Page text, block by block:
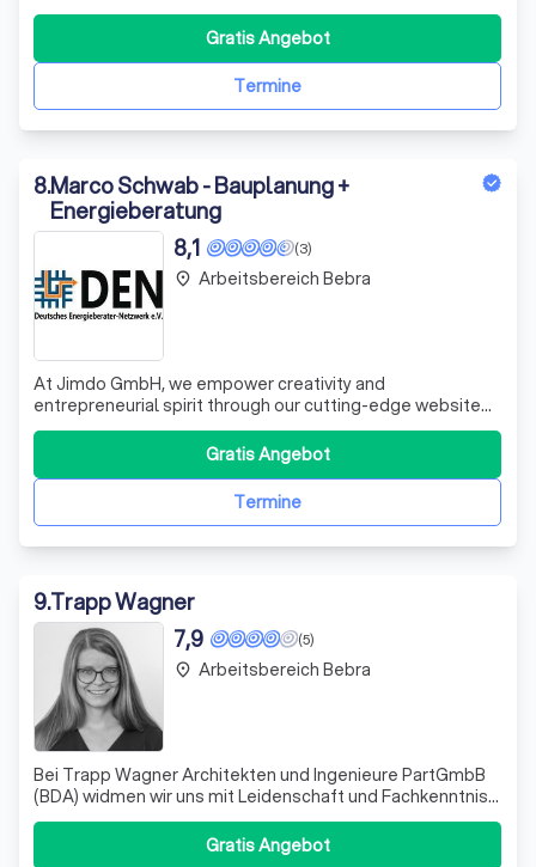
Unser Angebot umfasst hochwertige Lösungen in den
Bereichen Sanitär, Heizung, Klima, Elektro und
Umwelttechnik. Wir legen großen Wert darauf, Ihnen nicht
nur Produkte, sondern vollumfängliche un
Termine
Gratis Angebot
8.Marco Schwab - Bauplanung +
Energieberatung
(3)
8,1
At Jimdo GmbH, we empower creativity and
entrepreneurial spirit through our cutting-edge website
building and e-commerce platform. We distinguish
ourselves by offering a user-friendly interface that allows
anyone, regardless of technical expertise, to create a
beautiful and functional online presenc
Termine
Gratis Angebot
place Arbeitsbereich Bebra
9.Trapp Wagner
(5)
7,9
Bei Trapp Wagner Architekten und Ingenieure PartGmbB
(BDA) widmen wir uns mit Leidenschaft und Fachkenntnis
der Schaffung außergewöhnlicher architektonischer
Lösungen. Unsere Expertise erstreckt sich über die
Planung und Realisierung von gewerblichen Bauten,
Gratis Angebot
place Arbeitsbereich Bebra